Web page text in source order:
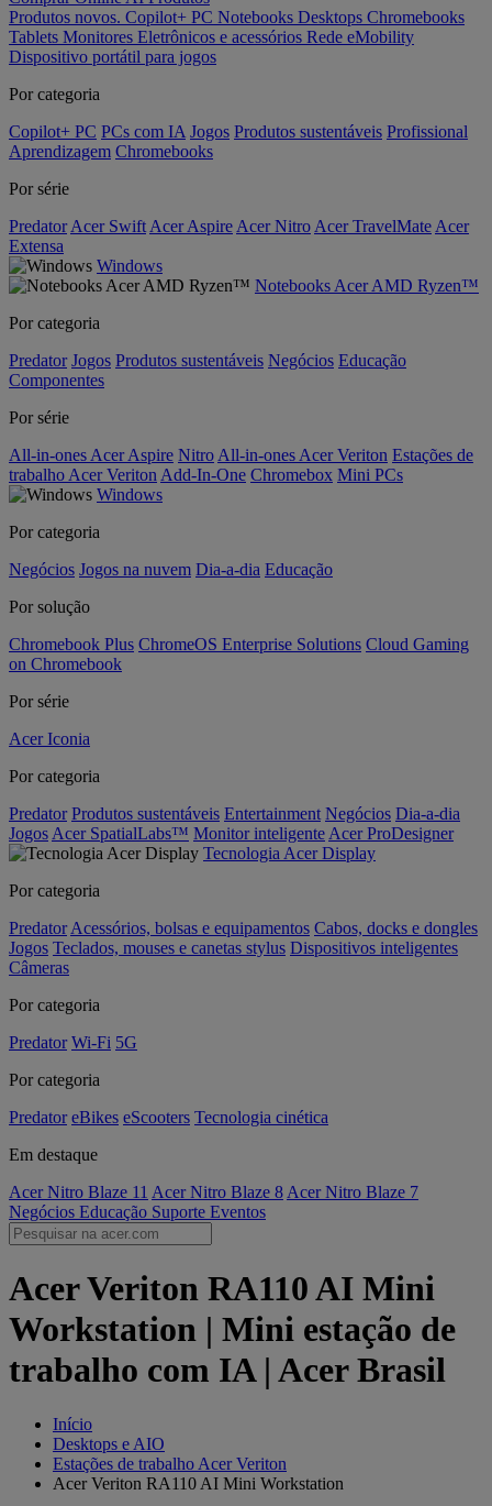
Produtos novos. Copilot+ PC Notebooks Desktops Chromebooks
Tablets Monitores Eletrônicos e acessórios Rede eMobility
Dispositivo portátil para jogos
Por categoria
Copilot+ PC PCs com IA Jogos Produtos sustentáveis Profissional
Aprendizagem Chromebooks
Por série
Predator Acer Swift Acer Aspire Acer Nitro Acer TravelMate Acer
Extensa
Windows
Notebooks Acer AMD Ryzen™
Por categoria
Predator Jogos Produtos sustentáveis Negócios Educação
Componentes
Por série
All-in-ones Acer Aspire Nitro All-in-ones Acer Veriton Estações de
trabalho Acer Veriton Add-In-One Chromebox Mini PCs
Windows
Por categoria
Negócios Jogos na nuvem Dia-a-dia Educação
Por solução
Chromebook Plus ChromeOS Enterprise Solutions Cloud Gaming
on Chromebook
Por série
Acer Iconia
Por categoria
Predator Produtos sustentáveis Entertainment Negócios Dia-a-dia
Jogos Acer SpatialLabs™ Monitor inteligente Acer ProDesigner
Tecnologia Acer Display
Por categoria
Predator Acessórios, bolsas e equipamentos Cabos, docks e dongles
Jogos Teclados, mouses e canetas stylus Dispositivos inteligentes
Câmeras
Por categoria
Predator Wi-Fi 5G
Por categoria
Predator eBikes eScooters Tecnologia cinética
Em destaque
Acer Nitro Blaze 11 Acer Nitro Blaze 8 Acer Nitro Blaze 7
Negócios Educação Suporte Eventos
Acer Veriton RA110 AI Mini
Workstation | Mini estação de
trabalho com IA | Acer Brasil
Início
Desktops e AIO
Estações de trabalho Acer Veriton
Acer Veriton RA110 AI Mini Workstation